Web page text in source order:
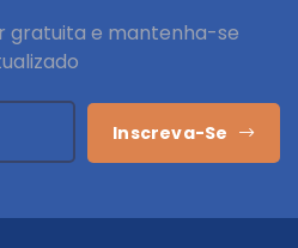
gratuita e mantenha-se
Inscreva-Se